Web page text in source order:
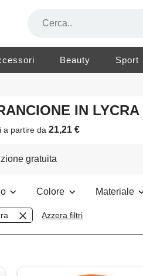
Beauty Sport
IN LYCRA
a partire da21,21 €
gratuita
Colore Materiale
Azzera filtri